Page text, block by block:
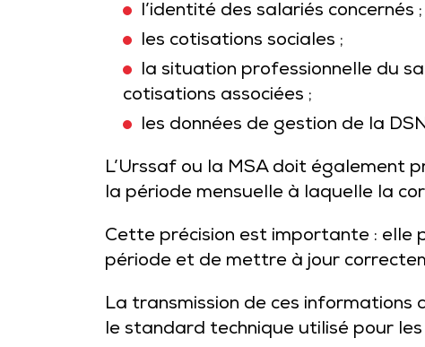
l’identité des salariés concernés ;
les cotisations sociales ;
la situation professionnelle du
cotisations associées ;
les données de gestion de la
L’Urssaf ou la MSA doit également
la période mensuelle à laquelle la
Cette précision est importante : elle
période et de mettre à jour
La transmission de ces informations
le standard technique utilisé pour les